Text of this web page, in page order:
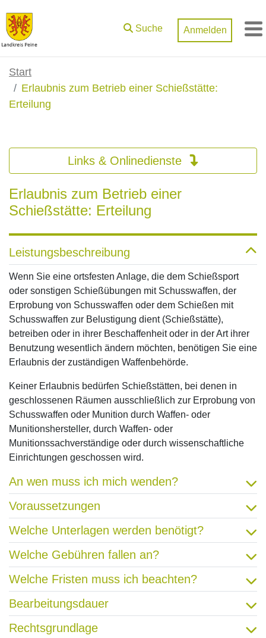
Zum Hauptinhalt springen
Suche Anmelden
Start
Erlaubnis zum Betrieb einer Schießstätte:
Erteilung
Links & Onlinedienste
Erlaubnis zum Betrieb einer
Schießstätte: Erteilung
Leistungsbeschreibung
Wenn Sie eine ortsfesten Anlage, die dem Schießsport
oder sonstigen Schießübungen mit Schusswaffen, der
Erprobung von Schusswaffen oder dem Schießen mit
Schusswaffen zur Belustigung dient (Schießstätte),
betreiben oder in ihrer Beschaffenheit oder in der Art ihrer
Benutzung wesentlich ändern möchten, benötigen Sie eine
Erlaubnis der zuständigen Waffenbehörde.
Keiner Erlaubnis bedürfen Schießstätten, bei denen in
geschlossenen Räumen ausschließlich zur Erprobung von
Schusswaffen oder Munition durch Waffen- oder
Munitionshersteller, durch Waffen- oder
Munitionssachverständige oder durch wissenschaftliche
Einrichtungen geschossen wird.
An wen muss ich mich wenden?
Voraussetzungen
Welche Unterlagen werden benötigt?
Welche Gebühren fallen an?
Welche Fristen muss ich beachten?
Bearbeitungsdauer
Rechtsgrundlage